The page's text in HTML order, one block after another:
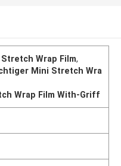
Wrap Film,
Mini Stretch Wra
Wrap Film With-Griff